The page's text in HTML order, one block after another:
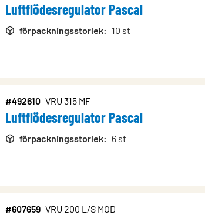
Luftflödesregulator Pascal
förpackningsstorlek: 10 st
#492610 VRU 315 MF
Luftflödesregulator Pascal
förpackningsstorlek: 6 st
#607659 VRU 200 L/S MOD